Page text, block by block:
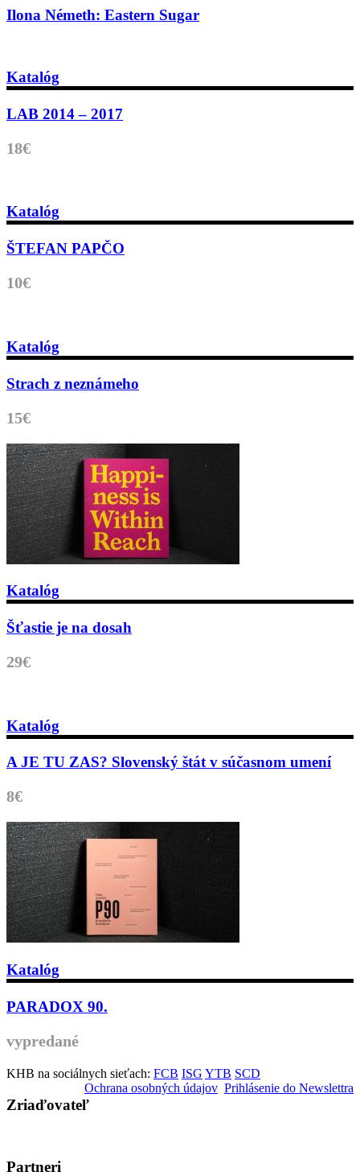
Ilona Németh: Eastern Sugar
Katalóg
LAB 2014 – 2017
18€
Katalóg
ŠTEFAN PAPČO
10€
Katalóg
Strach z neznámeho
15€
Katalóg
Šťastie je na dosah
29€
Katalóg
A JE TU ZAS? Slovenský štát v súčasnom umení
8€
Katalóg
PARADOX 90.
vypredané
KHB na sociálnych sieťach: FCB ISG YTB SCD
Prihlásenie do Newslettra
Ochrana osobných údajov
Zriaďovateľ
Partneri